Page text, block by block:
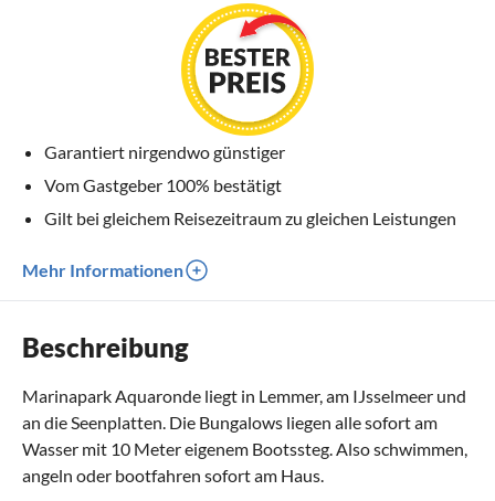
Garantiert nirgendwo günstiger
Vom Gastgeber 100% bestätigt
Gilt bei gleichem Reisezeitraum zu gleichen Leistungen
Mehr Informationen
Beschreibung
Marinapark Aquaronde liegt in Lemmer, am IJsselmeer und
an die Seenplatten. Die Bungalows liegen alle sofort am
Wasser mit 10 Meter eigenem Bootssteg. Also schwimmen,
angeln oder bootfahren sofort am Haus.